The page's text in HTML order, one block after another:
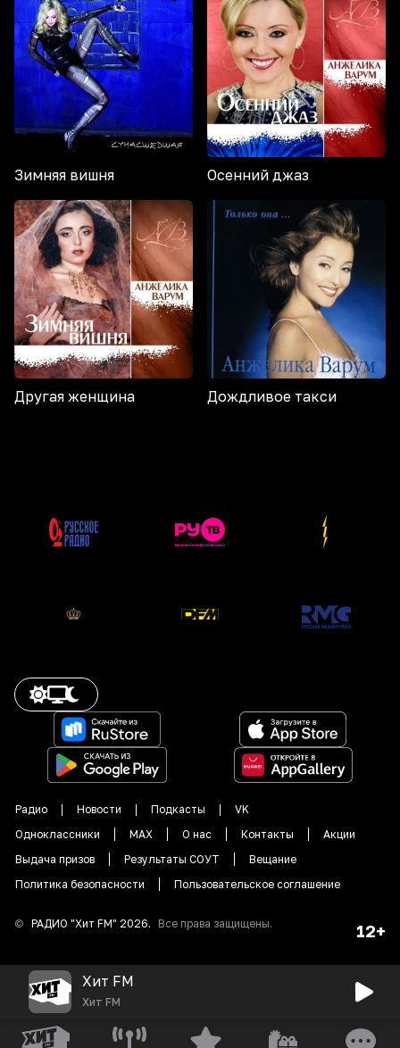
Зимняя вишня Осенний джаз
Другая женщина Дождливое такси
Радио Новости Подкасты
VK
Одноклассники
MAX О нас Контакты
Акции
Выдача призов
Результаты СОУТ
Вещание
Политика безопасности
Пользовательское соглашение
© РАДИО "Хит FM" 2026. Все права защищены. 12+
Хит FM
Хит FM